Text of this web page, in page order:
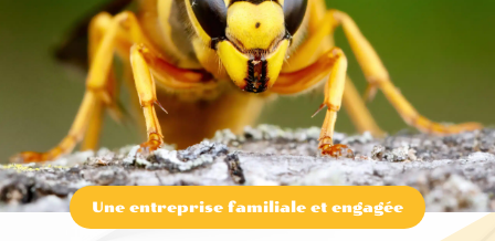
Une entreprise familiale et engagée